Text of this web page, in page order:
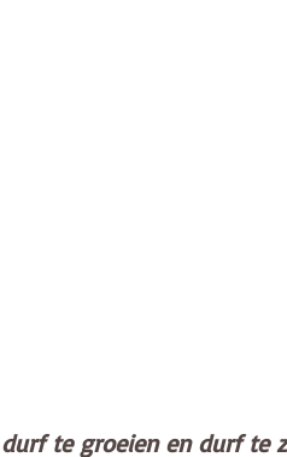
te groeien en durf te